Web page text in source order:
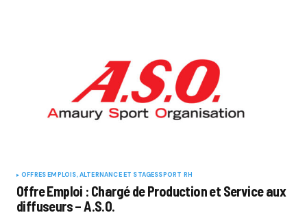
OFFRES EMPLOIS, ALTERNANCE ET STAGESSPORT RH
Offre Emploi : Chargé de Production et Service aux
diffuseurs – A.S.O.